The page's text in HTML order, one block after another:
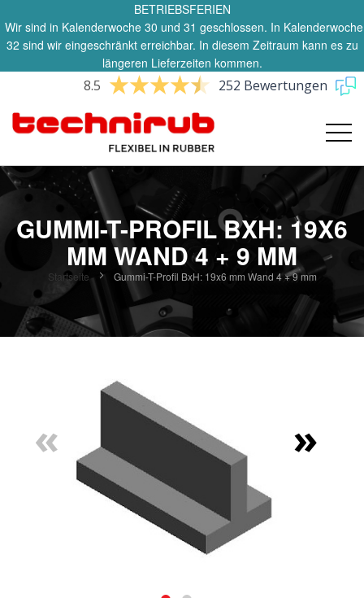
BETRIEBSFERIEN
Wir sind in Kalenderwoche 30 und 31 geschlossen. In Kalenderwoche
32 sind wir eingeschränkt erreichbar. In diesem Zeitraum kann es zu
längeren Lieferzeiten kommen.
8.5 252 Bewertungen
GUMMI-T-PROFIL BXH: 19X6
MM WAND 4 + 9 MM
Startseite Gummi-T-Profil BxH: 19x6 mm Wand 4 + 9 mm
« »